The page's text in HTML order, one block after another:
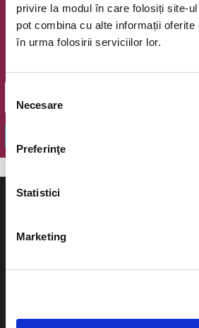
privire la modul în care folosiți site-
pot combina cu alte informații
în urma folosirii serviciilor lor.
consimțământului
Necesare
Preferinţe
Statistici
Marketing
Newsletter @
Oferte exclusive si o editie
evenimente.
Cum